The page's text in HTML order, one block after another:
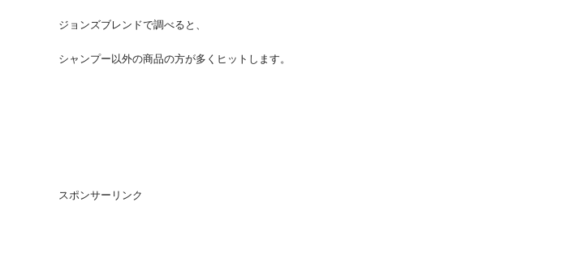
ジョンズブレンドで調べると、
シャンプー以外の商品の方が多くヒットします。
スポンサーリンク